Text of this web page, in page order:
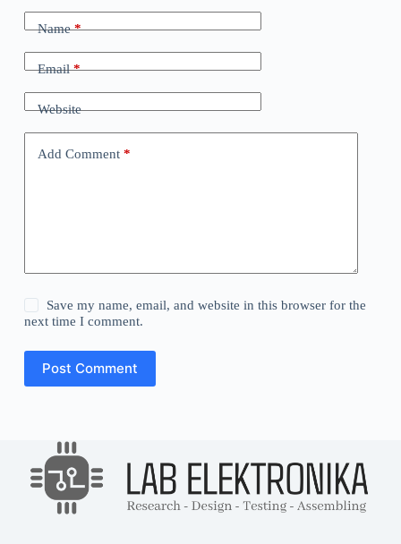
Name*
Email*
Website
Add Comment*
Save my name, email, and website in this browser for the
next time I comment.
Post Comment